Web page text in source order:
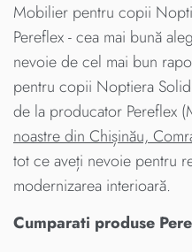
Mobilier pentru copii
Pereflex - cea mai bună
nevoie de cel mai bun
pentru copii Noptiera
de la producator Pereflex
noastre din Chișinău,
tot ce aveți nevoie pentru
modernizarea interioară.
Cumparati produse